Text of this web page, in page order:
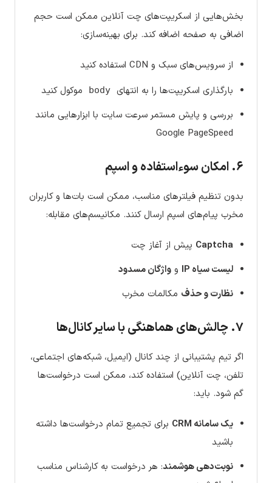
بخش‌هایی از اسکریپت‌های چت آنلاین ممکن است حجم
اضافی به صفحه اضافه کند. برای بهینه‌سازی:
از سرویس‌های سبک و CDN استفاده کنید
بارگذاری اسکریپت‌ها را به انتهای body
موکول کنید
بررسی و پایش مستمر سرعت سایت با ابزارهایی مانند
Google PageSpeed
۶. امکان سوءاستفاده و اسپم
بدون تنظیم فیلترهای مناسب، ممکن است بات‌ها و کاربران
مخرب پیام‌های اسپم ارسال کنند. مکانیسم‌های مقابله:
Captcha پیش از آغاز چت
لیست سیاه IP
و واژگان مسدود
نظارت و حذف مکالمات مخرب
۷. چالش‌های هماهنگی با سایر کانال‌ها
اگر تیم پشتیبانی از چند کانال (ایمیل، شبکه‌های اجتماعی،
تلفن، چت آنلاین) استفاده کند، ممکن است درخواست‌ها
گم شود. باید:
یک سامانه CRM
برای تجمیع تمام درخواست‌ها داشته
باشید
نوبت‌دهی هوشمند: هر درخواست به کارشناس مناسب